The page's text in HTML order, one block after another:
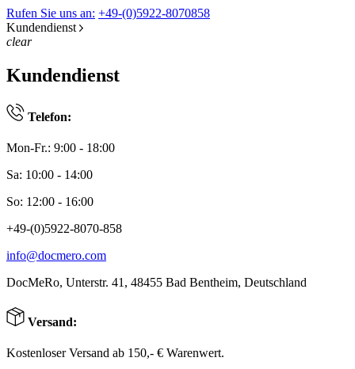
Rufen Sie uns an: +49-(0)5922-8070858
Kundendienst
clear
Kundendienst
Telefon:
Mon-Fr.: 9:00 - 18:00
Sa: 10:00 - 14:00
So: 12:00 - 16:00
+49-(0)5922-8070-858
info@docmero.com
DocMeRo, Unterstr. 41, 48455 Bad Bentheim, Deutschland
Versand:
Kostenloser Versand ab 150,- € Warenwert.